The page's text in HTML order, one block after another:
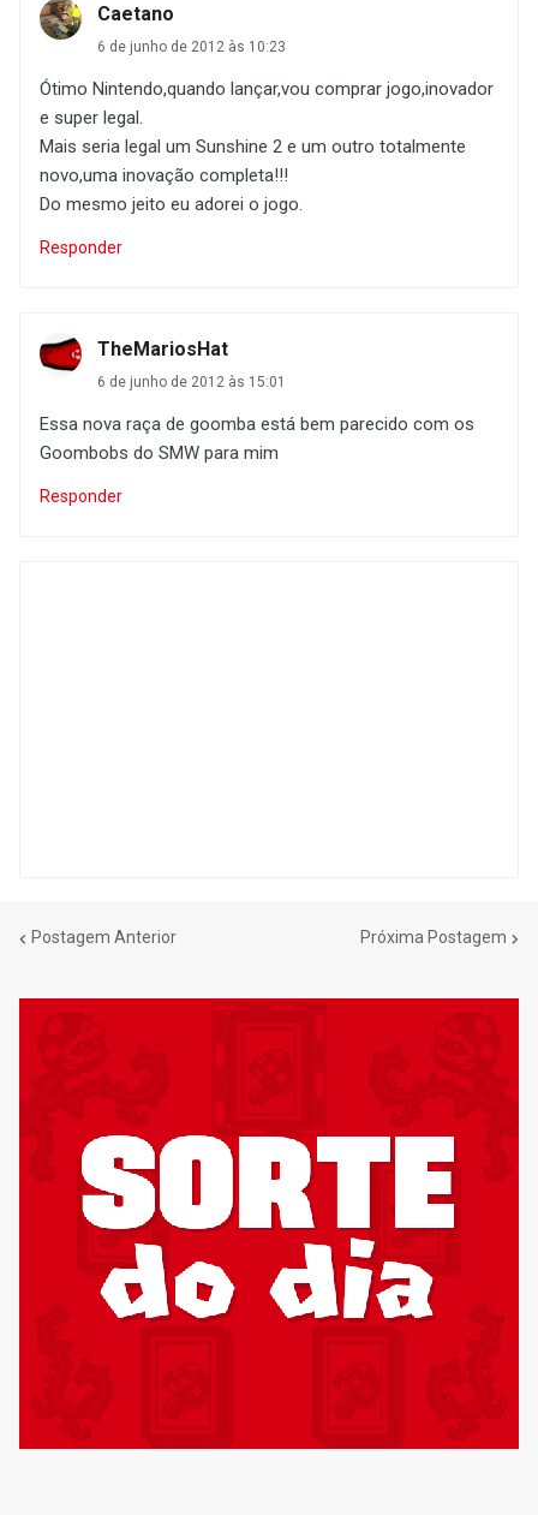
Caetano
6 de junho de 2012 às 10:23
Ótimo Nintendo,quando lançar,vou comprar jogo,inovador
e super legal.
Mais seria legal um Sunshine 2 e um outro totalmente
novo,uma inovação completa!!!
Do mesmo jeito eu adorei o jogo.
Responder
TheMariosHat
6 de junho de 2012 às 15:01
Essa nova raça de goomba está bem parecido com os
Goombobs do SMW para mim
Responder
Postagem Anterior Próxima Postagem